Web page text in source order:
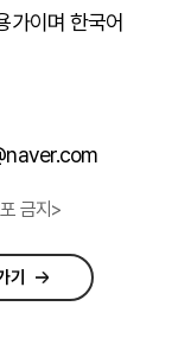
가이며 한국어
금지>
기